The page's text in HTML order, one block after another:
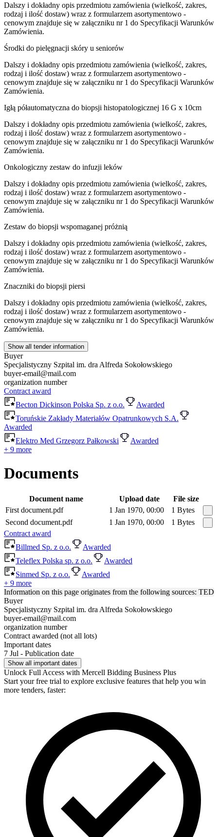
Dalszy i dokładny opis przedmiotu zamówienia (wielkość, zakres,
rodzaj i ilość dostaw) wraz z formularzem asortymentowo -
cenowym znajduje się w załączniku nr 1 do Specyfikacji Warunków
Zamówienia.
Środki do pielęgnacji skóry u seniorów
Dalszy i dokładny opis przedmiotu zamówienia (wielkość, zakres,
rodzaj i ilość dostaw) wraz z formularzem asortymentowo -
cenowym znajduje się w załączniku nr 1 do Specyfikacji Warunków
Zamówienia.
Igłą półautomatyczna do biopsji histopatologicznej 16 G x 10cm
Dalszy i dokładny opis przedmiotu zamówienia (wielkość, zakres,
rodzaj i ilość dostaw) wraz z formularzem asortymentowo -
cenowym znajduje się w załączniku nr 1 do Specyfikacji Warunków
Zamówienia.
Onkologiczny zestaw do infuzji leków
Dalszy i dokładny opis przedmiotu zamówienia (wielkość, zakres,
rodzaj i ilość dostaw) wraz z formularzem asortymentowo -
cenowym znajduje się w załączniku nr 1 do Specyfikacji Warunków
Zamówienia.
Zestaw do biopsji wspomaganej próżnią
Dalszy i dokładny opis przedmiotu zamówienia (wielkość, zakres,
rodzaj i ilość dostaw) wraz z formularzem asortymentowo -
cenowym znajduje się w załączniku nr 1 do Specyfikacji Warunków
Zamówienia.
Znaczniki do biopsji piersi
Dalszy i dokładny opis przedmiotu zamówienia (wielkość, zakres,
rodzaj i ilość dostaw) wraz z formularzem asortymentowo -
cenowym znajduje się w załączniku nr 1 do Specyfikacji Warunków
Zamówienia.
Show all tender information
Buyer
Specjalistyczny Szpital im. dra Alfreda Sokołowskiego
buyer-email@mail.com
organization number
Contract award
Becton Dickinson Polska Sp. z o.o.
Awarded
Toruńskie Zakłady Materiałów Opatrunkowych S.A.
Awarded
Elektro Med Grzegorz Pałkowski
Awarded
+ 9 more
Documents
Document name Upload date
File size
First document.pdf
1 Jan 1970, 00:00
1 Bytes
Second document.pdf
1 Jan 1970, 00:00
1 Bytes
Contract award
Billmed Sp. z o.o.
Awarded
Teleflex Polska sp. z o.o.
Awarded
Sinmed Sp. z o.o.
Awarded
+ 9 more
Information on this page originates from the following sources: TED
Buyer
Specjalistyczny Szpital im. dra Alfreda Sokołowskiego
buyer-email@mail.com
organization number
Contract awarded (not all lots)
Important dates
7 Jul - Publication date
Show all important dates
Unlock Full Access with Mercell Bidding Business Plus
Start your free trial to explore exclusive features that help you win
more tenders, faster: